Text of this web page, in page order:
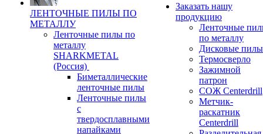
ЛЕНТОЧНЫЕ ПИЛЫ ПО
МЕТАЛЛУ
Ленточные пилы по
металлу
SHARKMETAL
(Россия)
Биметаллические
ленточные пилы
Ленточные пилы
с
твердосплавными
напайками
Заказать нашу
продукцию
Ленточные
по металлу
Дисковые пилы
Термосверло
Зажимной
патрон
СОЖ Centerdrill
Метчик-
раскатник
Centerdrill